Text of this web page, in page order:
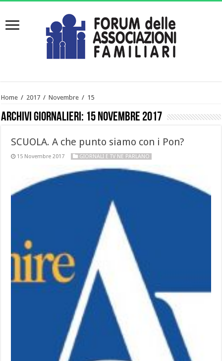
Home / 2017 / Novembre / 15
Archivi giornalieri: 15 Novembre 2017
SCUOLA. A che punto siamo con i Pon?
15 Novembre 2017 GIORNALI E TV NE PARLANO